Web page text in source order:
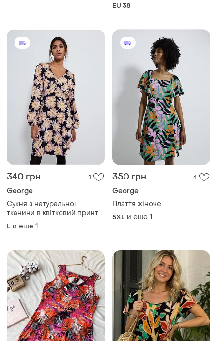
EU 38
340 грн 1
George
Сукня з натуральної
тканини в квітковий принт
george🌿
L и еще 1
350 грн 4
George
Плаття жіноче
5XL и еще 1